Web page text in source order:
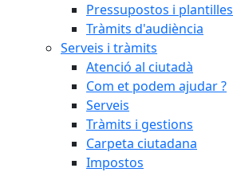
Pressupostos i plantilles
Tràmits d'audiència
Serveis i tràmits
Atenció al ciutadà
Com et podem ajudar ?
Serveis
Tràmits i gestions
Carpeta ciutadana
Impostos